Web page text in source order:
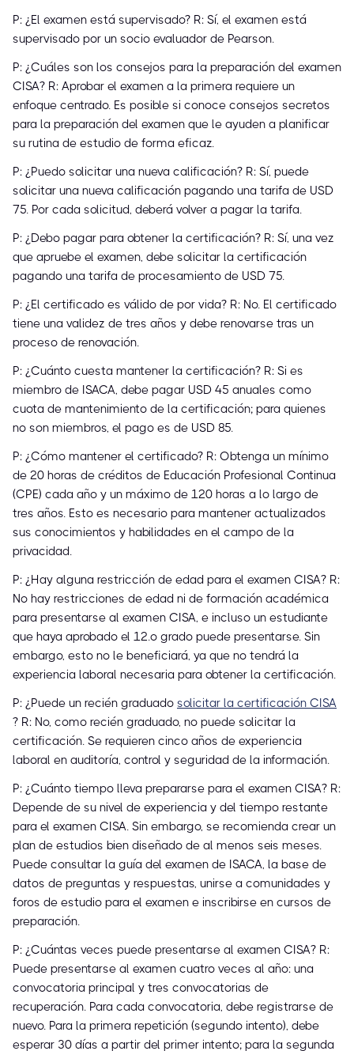
P: ¿El examen está supervisado? R: Sí, el examen está
supervisado por un socio evaluador de Pearson.
P: ¿Cuáles son los consejos para la preparación del examen
CISA? R: Aprobar el examen a la primera requiere un
enfoque centrado. Es posible si conoce consejos secretos
para la preparación del examen que le ayuden a planificar
su rutina de estudio de forma eficaz.
P: ¿Puedo solicitar una nueva calificación? R: Sí, puede
solicitar una nueva calificación pagando una tarifa de USD
75. Por cada solicitud, deberá volver a pagar la tarifa.
P: ¿Debo pagar para obtener la certificación? R: Sí, una vez
que apruebe el examen, debe solicitar la certificación
pagando una tarifa de procesamiento de USD 75.
P: ¿El certificado es válido de por vida? R: No. El certificado
tiene una validez de tres años y debe renovarse tras un
proceso de renovación.
P: ¿Cuánto cuesta mantener la certificación? R: Si es
miembro de ISACA, debe pagar USD 45 anuales como
cuota de mantenimiento de la certificación; para quienes
no son miembros, el pago es de USD 85.
P: ¿Cómo mantener el certificado? R: Obtenga un mínimo
de 20 horas de créditos de Educación Profesional Continua
(CPE) cada año y un máximo de 120 horas a lo largo de
tres años. Esto es necesario para mantener actualizados
sus conocimientos y habilidades en el campo de la
privacidad.
P: ¿Hay alguna restricción de edad para el examen CISA? R:
No hay restricciones de edad ni de formación académica
para presentarse al examen CISA, e incluso un estudiante
que haya aprobado el 12.º grado puede presentarse. Sin
embargo, esto no le beneficiará, ya que no tendrá la
experiencia laboral necesaria para obtener la certificación.
P: ¿Puede un recién graduado solicitar la certificación CISA
? R: No, como recién graduado, no puede solicitar la
certificación. Se requieren cinco años de experiencia
laboral en auditoría, control y seguridad de la información.
P: ¿Cuánto tiempo lleva prepararse para el examen CISA? R:
Depende de su nivel de experiencia y del tiempo restante
para el examen CISA. Sin embargo, se recomienda crear un
plan de estudios bien diseñado de al menos seis meses.
Puede consultar la guía del examen de ISACA, la base de
datos de preguntas y respuestas, unirse a comunidades y
foros de estudio para el examen e inscribirse en cursos de
preparación.
P: ¿Cuántas veces puede presentarse al examen CISA? R:
Puede presentarse al examen cuatro veces al año: una
convocatoria principal y tres convocatorias de
recuperación. Para cada convocatoria, debe registrarse de
nuevo. Para la primera repetición (segundo intento), debe
esperar 30 días a partir del primer intento; para la segunda